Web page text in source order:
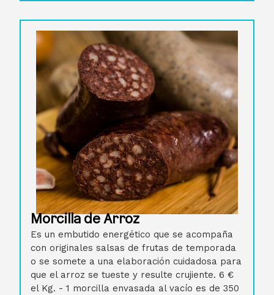
Morcilla de Arroz
Es un embutido energético que se acompaña
con originales salsas de frutas de temporada
o se somete a una elaboración cuidadosa para
que el arroz se tueste y resulte crujiente. 6 €
el Kg. - 1 morcilla envasada al vacío es de 350